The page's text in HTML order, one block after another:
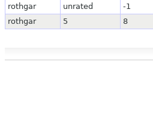
rothgar
unrated -1
rothgar
5 8